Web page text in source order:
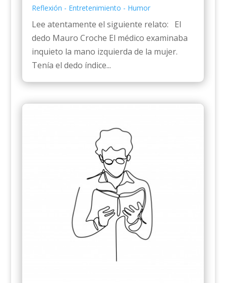
Reflexión - Entretenimiento - Humor
Lee atentamente el siguiente relato: El
dedo Mauro Croche El médico examinaba
inquieto la mano izquierda de la mujer.
Tenía el dedo índice...